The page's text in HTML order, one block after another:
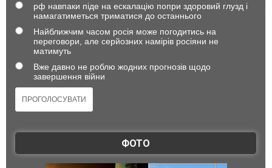
рф навпаки піде на ескалацію попри здоровий глузд і
намагатиметься триматися до останнього
Найближчим часом росія може погодитись на
переговори, але серйозних намірів росіяни не
матимуть
Вже давно не роблю жодних прогнозів щодо
завершення війни
ФОТО